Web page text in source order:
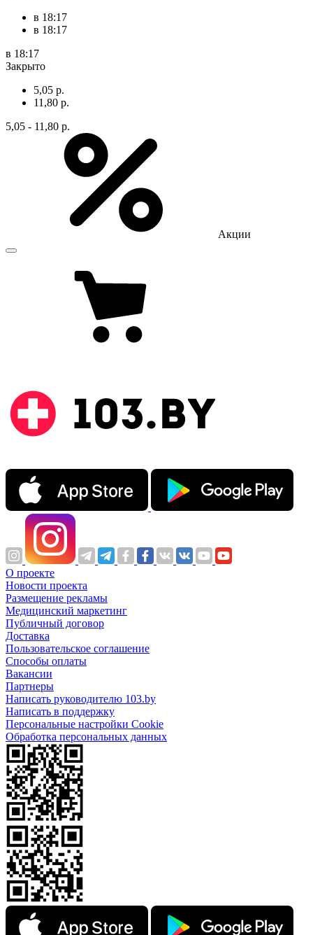
в 18:17
в 18:17
в 18:17
Закрыто
5,05 р.
11,80 р.
5,05 - 11,80 р.
Акции
О проекте
Новости проекта
Размещение рекламы
Медицинский маркетинг
Публичный договор
Доставка
Пользовательское соглашение
Способы оплаты
Вакансии
Партнеры
Написать руководителю 103.by
Написать в поддержку
Персональные настройки Cookie
Обработка персональных данных